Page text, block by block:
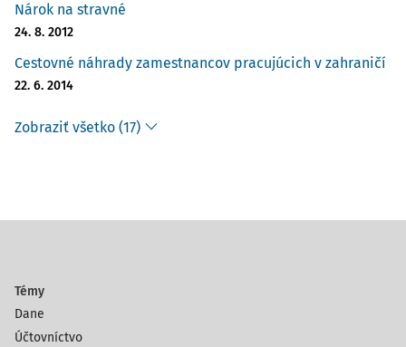
Nárok na stravné
24. 8. 2012
Cestovné náhrady zamestnancov pracujúcich v zahraničí
22. 6. 2014
Zobraziť všetko (17)
Témy
Dane
Účtovníctvo